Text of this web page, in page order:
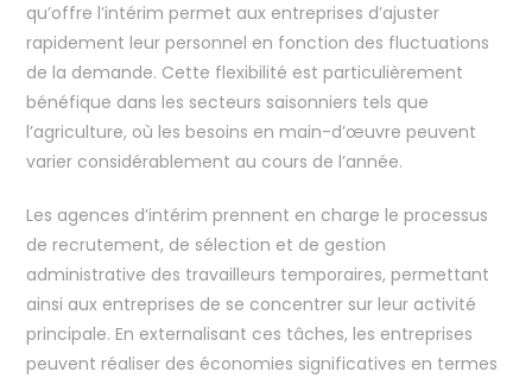
qu’offre l’intérim permet aux entreprises d’ajuster
rapidement leur personnel en fonction des fluctuations
de la demande. Cette flexibilité est particulièrement
bénéfique dans les secteurs saisonniers tels que
l’agriculture, où les besoins en main-d’œuvre peuvent
varier considérablement au cours de l’année.
Les agences d’intérim prennent en charge le processus
de recrutement, de sélection et de gestion
administrative des travailleurs temporaires, permettant
ainsi aux entreprises de se concentrer sur leur activité
principale. En externalisant ces tâches, les entreprises
peuvent réaliser des économies significatives en termes